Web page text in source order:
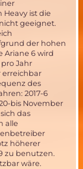
Heavy ist die
geeignet.
der hohen
Ariane 6 wird
Jahr
erreichbar
des
2017-6
bis November
das
alle
höherer
zu benutzen.
wäre.